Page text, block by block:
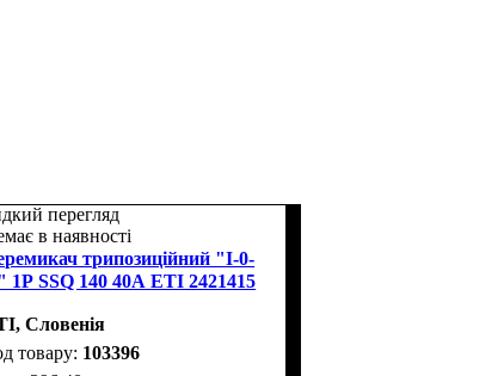
перегляд
в наявності
трипозиційний "I-0-
1Р SSQ 140 40А ETI 2421415
Словенія
103396